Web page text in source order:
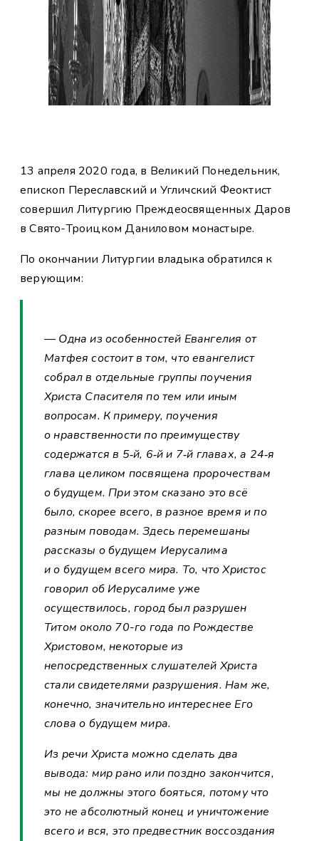
13 апреля 2020 года, в Великий Понедельник,
епископ Переславский и Угличский Феоктист
совершил Литургию Преждеосвященных Даров
в Свято-Троицком Даниловом монастыре.
По окончании Литургии владыка обратился к
верующим:
— Одна из особенностей Евангелия от
Матфея состоит в том, что евангелист
собрал в отдельные группы поучения
Христа Спасителя по тем или иным
вопросам. К примеру, поучения
о нравственности по преимуществу
содержатся в 5‑й, 6‑й и 7‑й главах, а 24‑я
глава целиком посвящена пророчествам
о будущем. При этом сказано это всё
было, скорее всего, в разное время и по
разным поводам. Здесь перемешаны
рассказы о будущем Иерусалима
и о будущем всего мира. То, что Христос
говорил об Иерусалиме уже
осуществилось, город был разрушен
Титом около 70-го года по Рождестве
Христовом, некоторые из
непосредственных слушателей Христа
стали свидетелями разрушения. Нам же,
конечно, значительно интереснее Его
слова о будущем мира.
Из речи Христа можно сделать два
вывода: мир рано или поздно закончится,
мы не должны этого бояться, потому что
это не абсолютный конец и уничтожение
всего и вся, это предвестник воссоздания